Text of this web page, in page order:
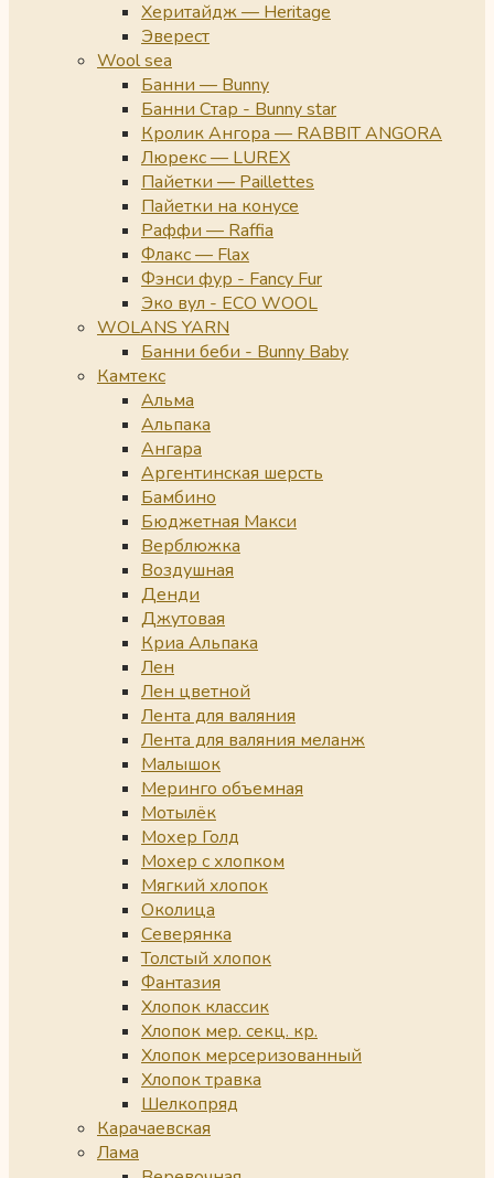
Херитайдж — Heritage
Эверест
Wool sea
Банни — Bunny
Банни Стар - Bunny star
Кролик Ангора — RABBIT ANGORA
Люрекс — LUREX
Пайетки — Paillettes
Пайетки на конусе
Раффи — Raffia
Флакс — Flax
Фэнси фур - Fancy Fur
Эко вул - ECO WOOL
WOLANS YARN
Банни беби - Bunny Baby
Камтекс
Альма
Альпака
Ангара
Аргентинская шерсть
Бамбино
Бюджетная Макси
Верблюжка
Воздушная
Денди
Джутовая
Криа Альпака
Лен
Лен цветной
Лента для валяния
Лента для валяния меланж
Малышок
Меринго объемная
Мотылёк
Мохер Голд
Мохер с хлопком
Мягкий хлопок
Околица
Северянка
Толстый хлопок
Фантазия
Хлопок классик
Хлопок мер. секц. кр.
Хлопок мерсеризованный
Хлопок травка
Шелкопряд
Карачаевская
Лама